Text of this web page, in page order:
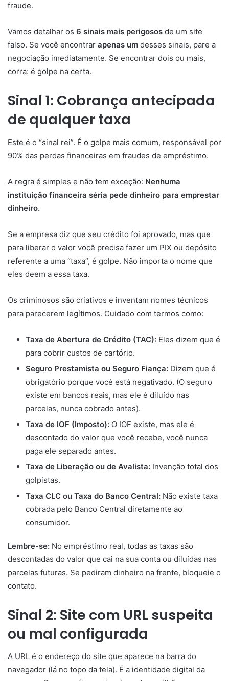
fraude.
Vamos detalhar os 6 sinais mais perigosos de um site
falso. Se você encontrar apenas um desses sinais, pare a
negociação imediatamente. Se encontrar dois ou mais,
corra: é golpe na certa.
Sinal 1: Cobrança antecipada
de qualquer taxa
Este é o “sinal rei”. É o golpe mais comum, responsável por
90% das perdas financeiras em fraudes de empréstimo.
A regra é simples e não tem exceção: Nenhuma
instituição financeira séria pede dinheiro para emprestar
dinheiro.
Se a empresa diz que seu crédito foi aprovado, mas que
para liberar o valor você precisa fazer um PIX ou depósito
referente a uma “taxa”, é golpe. Não importa o nome que
eles deem a essa taxa.
Os criminosos são criativos e inventam nomes técnicos
para parecerem legítimos. Cuidado com termos como:
Taxa de Abertura de Crédito (TAC): Eles dizem que é
para cobrir custos de cartório.
Seguro Prestamista ou Seguro Fiança: Dizem que é
obrigatório porque você está negativado. (O seguro
existe em bancos reais, mas ele é diluído nas
parcelas, nunca cobrado antes).
Taxa de IOF (Imposto): O IOF existe, mas ele é
descontado do valor que você recebe, você nunca
paga ele separado antes.
Taxa de Liberação ou de Avalista: Invenção total dos
golpistas.
Taxa CLC ou Taxa do Banco Central: Não existe taxa
cobrada pelo Banco Central diretamente ao
consumidor.
Lembre-se: No empréstimo real, todas as taxas são
descontadas do valor que cai na sua conta ou diluídas nas
parcelas futuras. Se pediram dinheiro na frente, bloqueie o
contato.
Sinal 2: Site com URL suspeita
ou mal configurada
A URL é o endereço do site que aparece na barra do
navegador (lá no topo da tela). É a identidade digital da